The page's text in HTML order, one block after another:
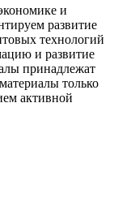
и
развитие
технологий
и развитие
принадлежат
только
активной